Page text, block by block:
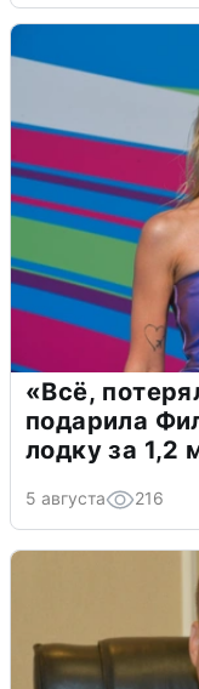
«Всё,
подарила
лодку за 1,2
5 августа 216